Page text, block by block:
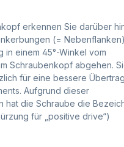
erkennen Sie darüber
(=
in einem 45°-Winkel vom
Schraubenkopf abgehen.
für eine bessere
Aufgrund dieser
hat die Schraube die
für „positive drive“)